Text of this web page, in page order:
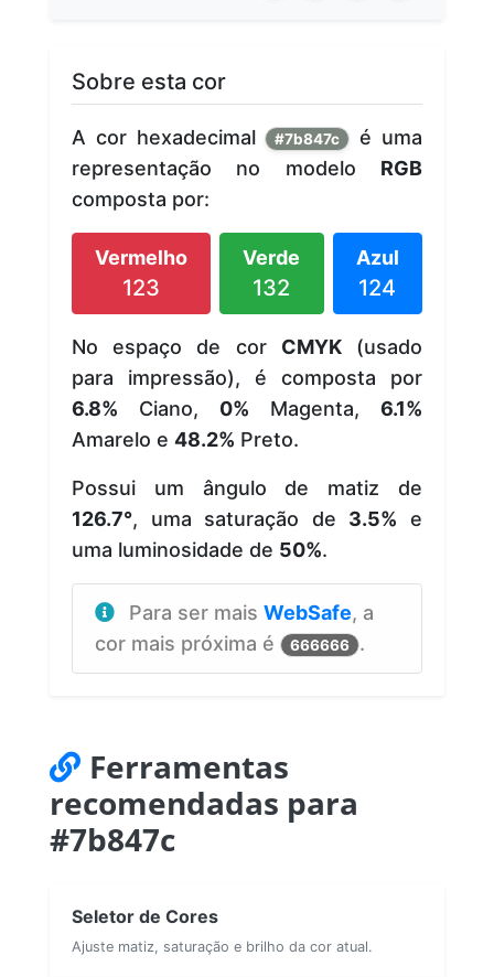
Sobre esta cor
A cor hexadecimal #7b847c
é uma
representação no modelo RGB
composta por:
Vermelho
123
Verde
132
Azul
124
No espaço de cor CMYK(usado
para impressão), é composta por
6.8% Ciano, 0% Magenta, 6.1%
Amarelo e 48.2% Preto.
Possui um ângulo de matiz de
126.7°, uma saturação de 3.5% e
uma luminosidade de 50%.
Para ser mais WebSafe, a
cor mais próxima é
666666 .
Ferramentas
recomendadas para
#7b847c
Seletor de Cores
Ajuste matiz, saturação e brilho da cor atual.